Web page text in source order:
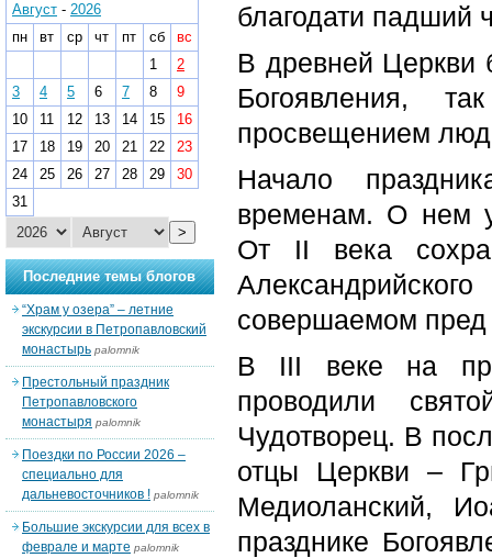
благодати падший
В древней Церкви
Богоявления,
просвещением
Начало
временам. О нем
От II века
совершаемом пред
В III веке на
проводили
Чудотворец. В
отцы Церкви –
Медиоланский,
празднике
Август - 2026
пн
вт ср чт пт сб
вс
1
2
3
4 5 6 7 8
9
10
11 12 13 14 15
16
17
18 19 20 21 22
23
24
25 26 27 28 29
30
31
>
Последние темы блогов
“Храм у озера” – летние
экскурсии в Петропавловский
монастырь palomnik
Престольный праздник
Петропавловского
монастыря palomnik
Поездки по России 2026 –
специально для
дальневосточников ! palomnik
Большие экскурсии для всех в
феврале и марте palomnik